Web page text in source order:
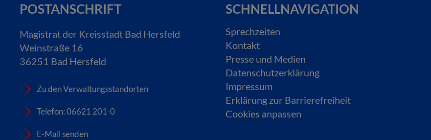
POSTANSCHRIFT
Magistrat der Kreisstadt Bad Hersfeld
Weinstraße 16
36251 Bad Hersfeld
Zu den Verwaltungsstandorten
Telefon: 06621 201-0
E-Mail senden
SCHNELLNAVIGATION
Sprechzeiten
Kontakt
Presse und Medien
Datenschutzerklärung
Impressum
Erklärung zur Barrierefreiheit
Cookies anpassen